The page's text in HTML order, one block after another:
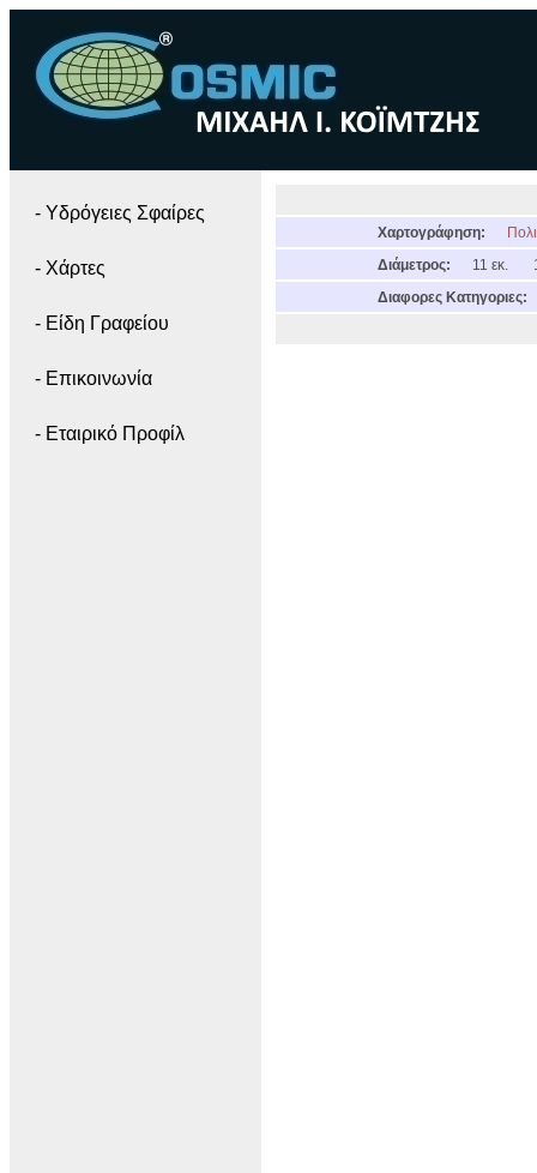
- Yδρόγειες Σφαίρες
- Χάρτες
- Είδη Γραφείου
- Επικοινωνία
- Εταιρικό Προφίλ
Χαρτογράφηση:
Διάμετρος:
11 εκ.
Διαφορες Κατηγοριες: